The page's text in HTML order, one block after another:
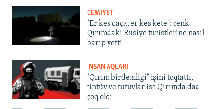
CEMİYET
"Er kes qaça, er kes kete": cenk
Qırımdaki Rusiye turistlerine nasıl
barıp yetti
İNSAN AQLARI
"Qırım birdemligi" işini toqtattı,
tintüv ve tutuvlar ise Qırımda daa
çoq oldı